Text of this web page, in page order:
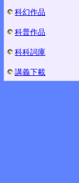
科幻作品
科普作品
科科詞庫
講義下載